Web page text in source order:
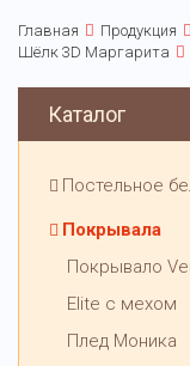
Главная Продукция
Шёлк 3D Маргарита
Каталог
Постельное
Покрывала
Покрывало
Elite с мехом
Плед Моника